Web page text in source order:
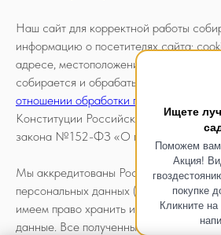
Ищете
Поможем вам
Акция!
покупке
Кликните
Наш сайт для корректной работы
информацию о посетителях сайта:
адресе, местоположении и другую. Вся
собирается и обрабатывается согласно
отношении обработки персональных
Конституции Российской Федерации
закона №152-ФЗ «О персональных
Мы аккредитованы Роскомнадзором
персональных данных (
номер
имеем право хранить и обрабатывать
данные. Все полученные документы